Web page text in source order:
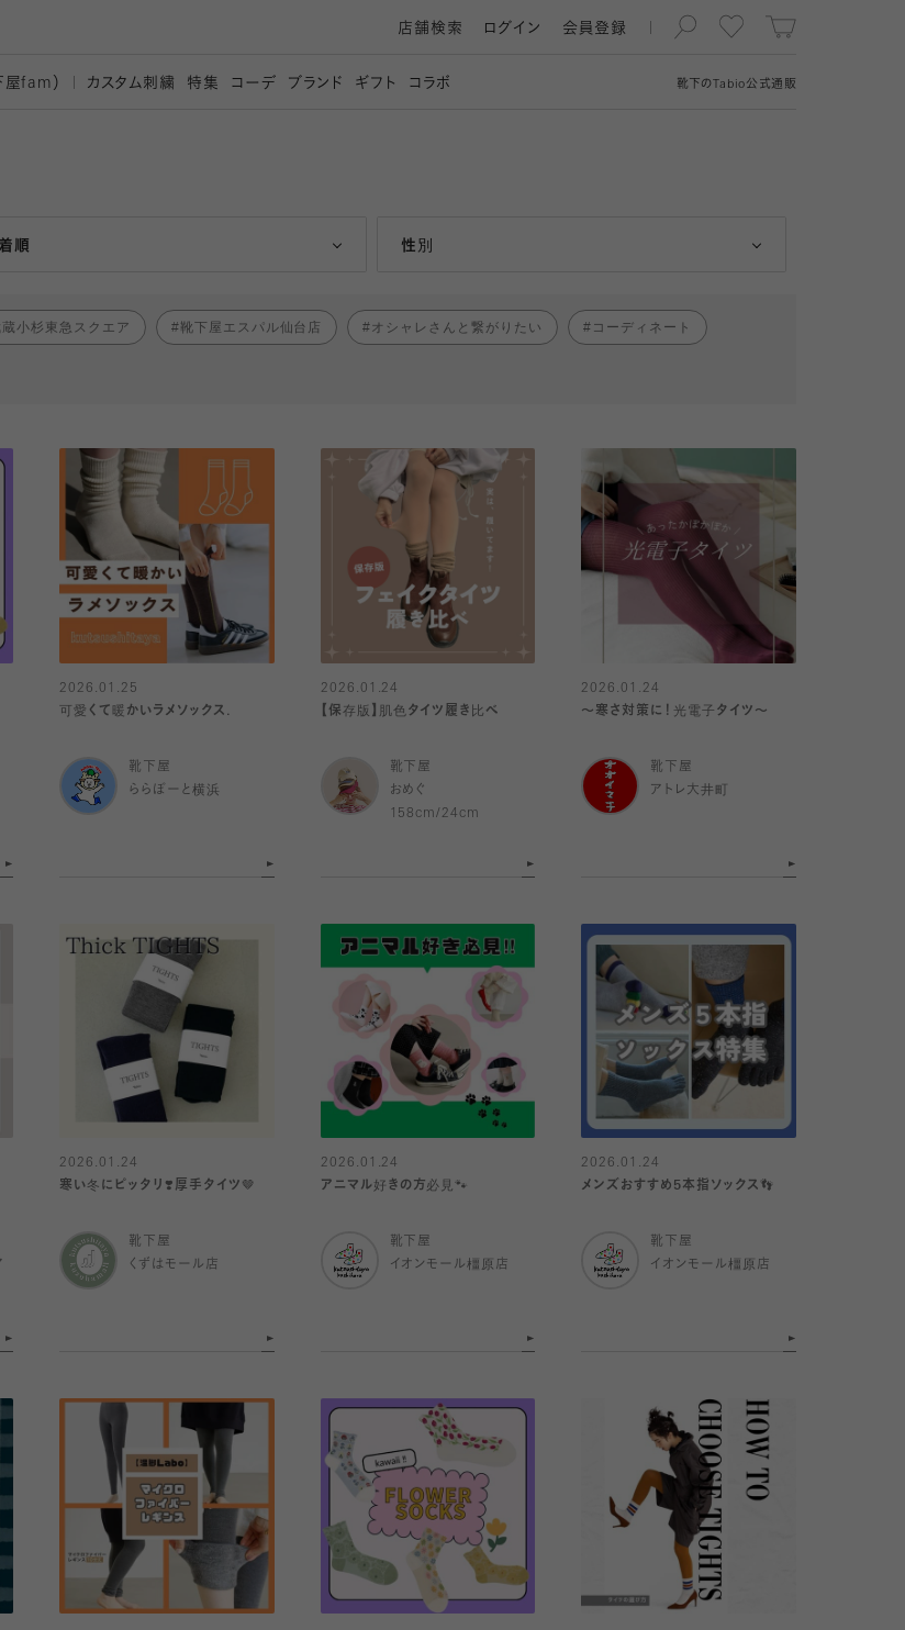
靴下の Tabio公式通販
店舗検索 ログイン 会員登録
屋fam） カスタム刺繍 特集 コーデ ブランド ギフト コラボ
順
ランキング順 性別
女性
小杉東急スクエア 靴下屋エスパル仙台店 オシャレさんと繋がりたい コーディネート
2026.01.25
可愛くて暖かいラメソックス.
靴下屋
ららぽーと横浜
2026.01.24
【保存版】肌色タイツ履き比べ
靴下屋
おめぐ
158cm/24cm
2026.01.24
〜寒さ対策に！光電子タイツ〜
靴下屋
アトレ大井町
2026.01.24
寒い冬にピッタリ❣️厚手タイツ🤎
靴下屋
くずはモール店
2026.01.24
アニマル好きの方必見🐾
靴下屋
イオンモール橿原店
2026.01.24
メンズおすすめ5本指ソックス👣
靴下屋
イオンモール橿原店